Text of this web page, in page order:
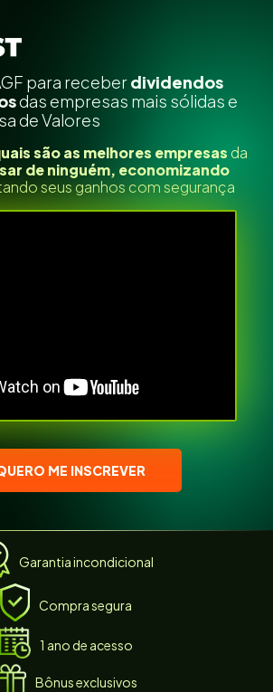
para receberdividendos
das empresas mais sólidas e
de Valores
são as melhores empresas da
de ninguém, economizando
seus ganhos com segurança
ME INSCREVER
Garantia incondicional
Compra segura
1 ano de acesso
Bônus exclusivos